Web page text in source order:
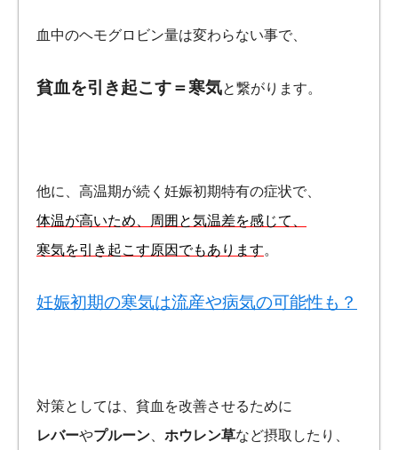
血中のヘモグロビン量は変わらない事で、
貧血を引き起こす＝寒気と繋がります。
他に、高温期が続く妊娠初期特有の症状で、
体温が高いため、周囲と気温差を感じて、
寒気を引き起こす原因でもあります。
妊娠初期の寒気は流産や病気の可能性も？
対策としては、貧血を改善させるために
レバーやプルーン ホウレン草など摂取したり、